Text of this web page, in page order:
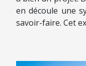
en découle une
savoir-faire. Cet